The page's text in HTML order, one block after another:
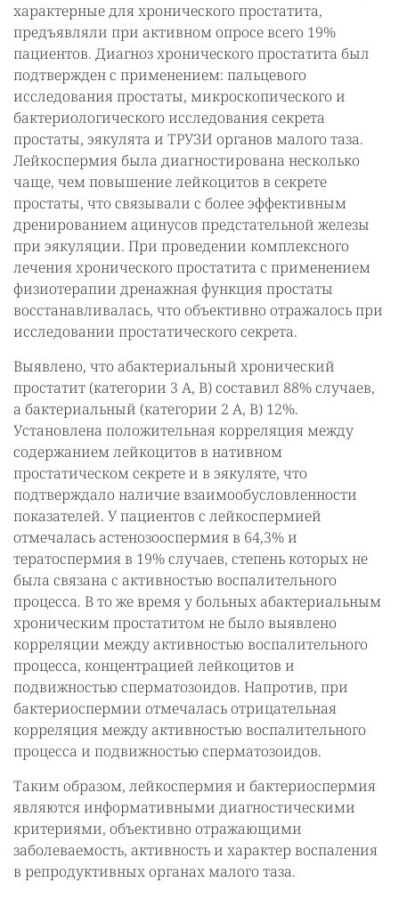
характерные для хронического простатита,
предъявляли при активном опросе всего 19%
пациентов. Диагноз хронического простатита был
подтвержден с применением: пальцевого
исследования простаты, микроскопического и
бактериологического исследования секрета
простаты, эякулята и ТРУЗИ органов малого таза.
Лейкоспермия была диагностирована несколько
чаще, чем повышение лейкоцитов в секрете
простаты, что связывали с более эффективным
дренированием ацинусов предстательной железы
при эякуляции. При проведении комплексного
лечения хронического простатита с применением
физиотерапии дренажная функция простаты
восстанавливалась, что объективно отражалось при
исследовании простатического секрета.
Выявлено, что абактериальный хронический
простатит (категории 3 А, В) составил 88% случаев,
а бактериальный (категории 2 А, В) 12%.
Установлена положительная корреляция между
содержанием лейкоцитов в нативном
простатическом секрете и в эякуляте, что
подтверждало наличие взаимообусловленности
показателей. У пациентов с лейкоспермией
отмечалась астенозооспермия в 64,3% и
тератоспермия в 19% случаев, степень которых не
была связана с активностью воспалительного
процесса. В то же время у больных абактериальным
хроническим простатитом не было выявлено
корреляции между активностью воспалительного
процесса, концентрацией лейкоцитов и
подвижностью сперматозоидов. Напротив, при
бактериоспермии отмечалась отрицательная
корреляция между активностью воспалительного
процесса и подвижностью сперматозоидов.
Таким образом, лейкоспермия и бактериоспермия
являются информативными диагностическими
критериями, объективно отражающими
заболеваемость, активность и характер воспаления
в репродуктивных органах малого таза.